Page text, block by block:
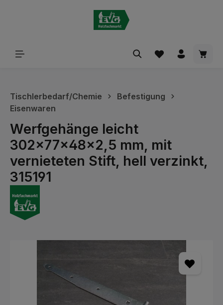
Tischlerbedarf/Chemie
Befestigung
Eisenwaren
Werfgehänge leicht
302x77x48x2,5 mm, mit
vernieteten Stift, hell verzinkt,
315191